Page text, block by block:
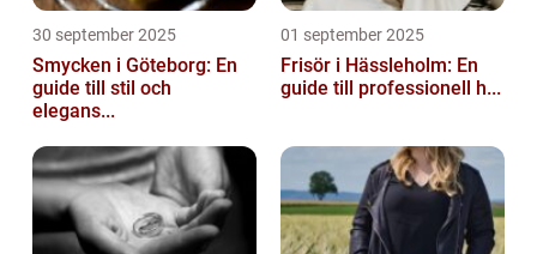
30 september 2025
Smycken i Göteborg: En
guide till stil och
elegans...
01 september 2025
Frisör i Hässleholm: En
guide till professionell h...